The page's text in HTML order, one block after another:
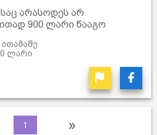
არასოდეს არ
900 ლარი წააგო
ლარი
1 »